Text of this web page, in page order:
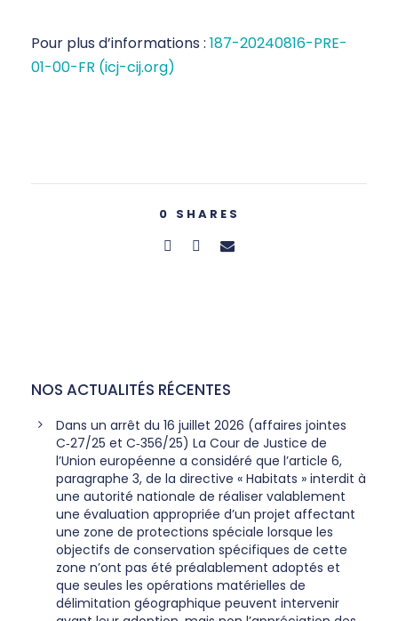
Pour plus d’informations : 187-20240816-PRE-
01-00-FR (icj-cij.org)
0 SHARES
NOS ACTUALITÉS RÉCENTES
Dans un arrêt du 16 juillet 2026 (affaires jointes
C‑27/25 et C‑356/25) La Cour de Justice de
l’Union européenne a considéré que l’article 6,
paragraphe 3, de la directive « Habitats » interdit à
une autorité nationale de réaliser valablement
une évaluation appropriée d’un projet affectant
une zone de protections spéciale lorsque les
objectifs de conservation spécifiques de cette
zone n’ont pas été préalablement adoptés et
que seules les opérations matérielles de
délimitation géographique peuvent intervenir